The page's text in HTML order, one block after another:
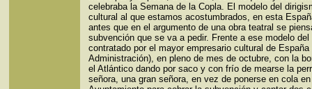
celebraba la Semana de la Copla. El modelo del
cultural al que estamos acostumbrados, en esta
antes que en el argumento de una obra teatral se
subvención que se va a pedir. Frente a ese modelo del
contratado por el mayor empresario cultural de España
Administración), en pleno de mes de octubre, con la
el Atlántico dando por saco y con frío de mearse la
señora, una gran señora, en vez de ponerse en cola